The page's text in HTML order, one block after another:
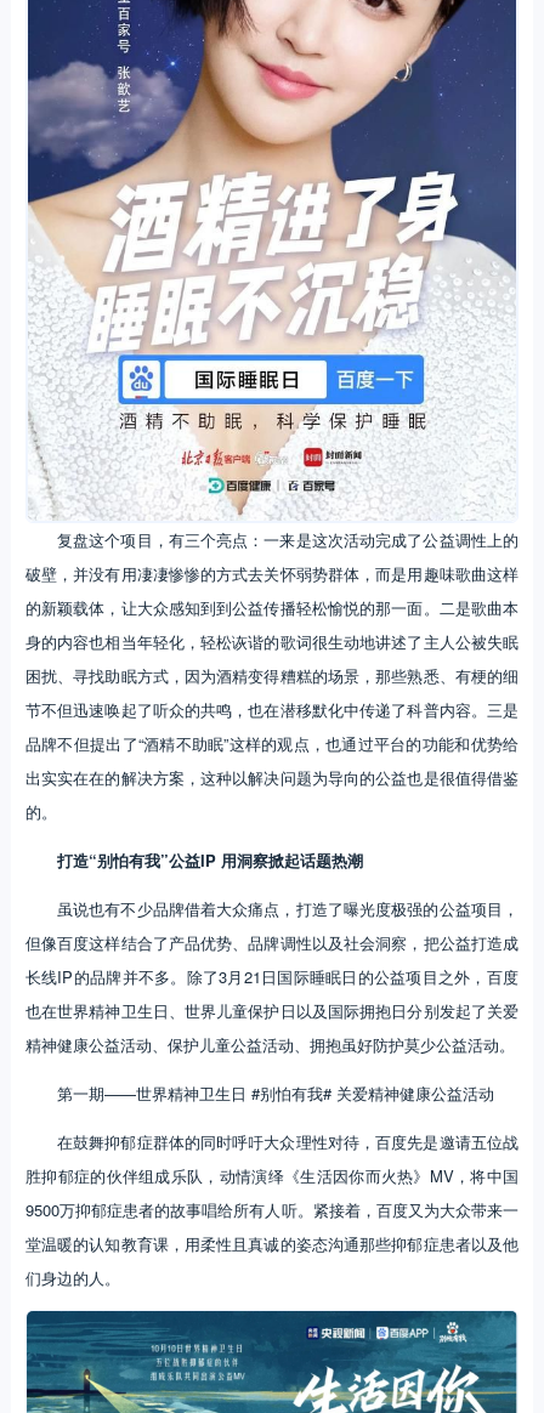
复盘这个项目，有三个亮点：一来是这次活动完成了公益调性上的
破壁，并没有用凄凄惨惨的方式去关怀弱势群体，而是用趣味歌曲这样
的新颖载体，让大众感知到到公益传播轻松愉悦的那一面。二是歌曲本
身的内容也相当年轻化，轻松诙谐的歌词很生动地讲述了主人公被失眠
困扰、寻找助眠方式，因为酒精变得糟糕的场景，那些熟悉、有梗的细
节不但迅速唤起了听众的共鸣，也在潜移默化中传递了科普内容。三是
品牌不但提出了“酒精不助眠”这样的观点，也通过平台的功能和优势给
出实实在在的解决方案，这种以解决问题为导向的公益也是很值得借鉴
的。
打造“别怕有我”公益IP 用洞察掀起话题热潮
虽说也有不少品牌借着大众痛点，打造了曝光度极强的公益项目，
但像百度这样结合了产品优势、品牌调性以及社会洞察，把公益打造成
长线IP的品牌并不多。除了3月21日国际睡眠日的公益项目之外，百度
也在世界精神卫生日、世界儿童保护日以及国际拥抱日分别发起了关爱
精神健康公益活动、保护儿童公益活动、拥抱虽好防护莫少公益活动。
第一期——世界精神卫生日 #别怕有我# 关爱精神健康公益活动
在鼓舞抑郁症群体的同时呼吁大众理性对待，百度先是邀请五位战
胜抑郁症的伙伴组成乐队，动情演绎《生活因你而火热》MV，将中国
9500万抑郁症患者的故事唱给所有人听。紧接着，百度又为大众带来一
堂温暖的认知教育课，用柔性且真诚的姿态沟通那些抑郁症患者以及他
们身边的人。